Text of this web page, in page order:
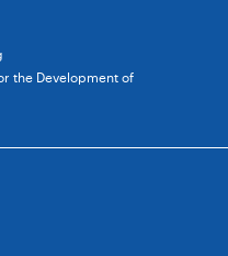
the Development of